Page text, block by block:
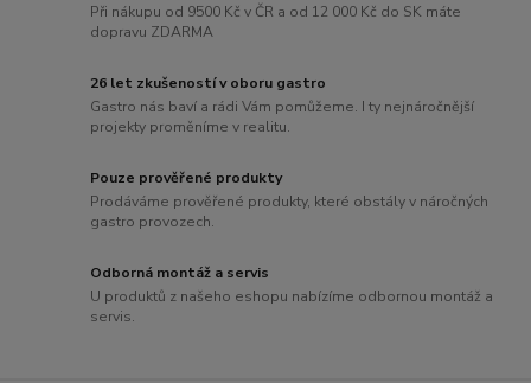
Při nákupu od 9500 Kč v ČR a od 12 000 Kč do SK máte
dopravu ZDARMA
26 let zkušeností v oboru gastro
Gastro nás baví a rádi Vám pomůžeme. I ty nejnáročnější
projekty proměníme v realitu.
Pouze prověřené produkty
Prodáváme prověřené produkty, které obstály v náročných
gastro provozech.
Odborná montáž a servis
U produktů z našeho eshopu nabízíme odbornou montáž a
servis.